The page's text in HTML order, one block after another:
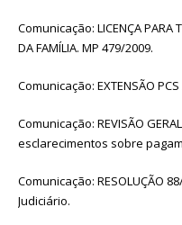
Comunicação: LICENÇA PARA
DA FAMÍLIA. MP 479/2009.
Comunicação: EXTENSÃO
Comunicação: REVISÃO
esclarecimentos sobre
Comunicação: RESOLUÇÃO
Judiciário.